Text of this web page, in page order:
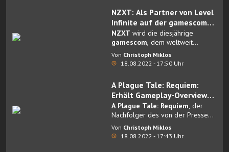
Kölner Messehallen besucht wird.
NZXT: Als Partner von Level
Infinite auf der gamescom
2022
NZXT wird die diesjährige
gamescom, dem weltweit
größten Event rund um
Computer- und Videospiele und
zusammen mit Level Infinite
bestreiten.
Von Christoph Miklos
18.08.2022 - 17:50 Uhr
A Plague Tale: Requiem:
Erhält Gameplay-Overview-
Trailer und eine spielbare
Demo auf der Gamescom
A Plague Tale: Requiem, der
Nachfolger des von der Presse
gefeierten A Plague Tale:
Innocence vonAsobo Studio
Von Christoph Miklos
18.08.2022 - 17:43 Uhr